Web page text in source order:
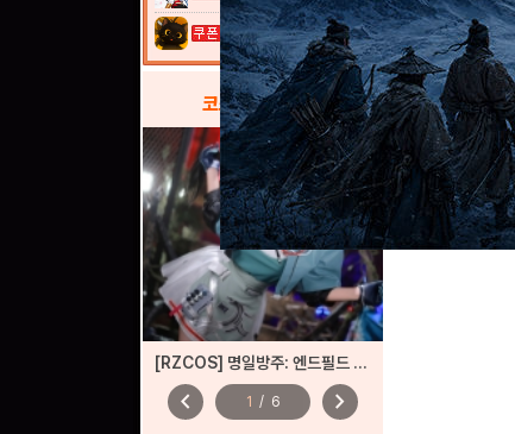
고양이 낚시터...
코스프레갤러리
[RZCOS] 명일방주: 엔드필드 - 진천우 (Model. 나리땽)
chevron_left 1 / 6 chevron_right